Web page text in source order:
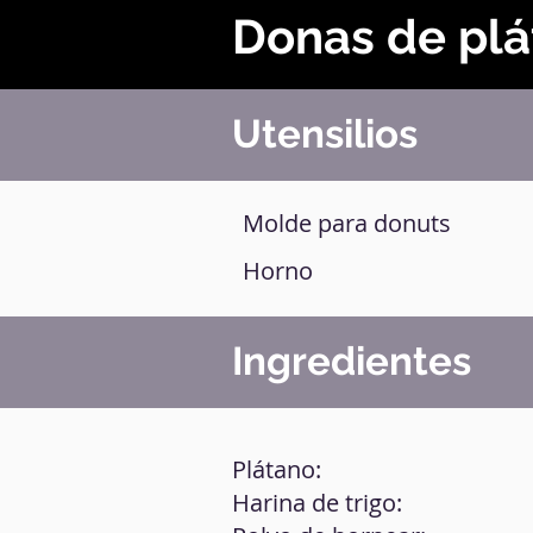
Donas de
Utensilios
Molde para donuts
Horno
Ingredientes
Plátano:
Harina de trigo: